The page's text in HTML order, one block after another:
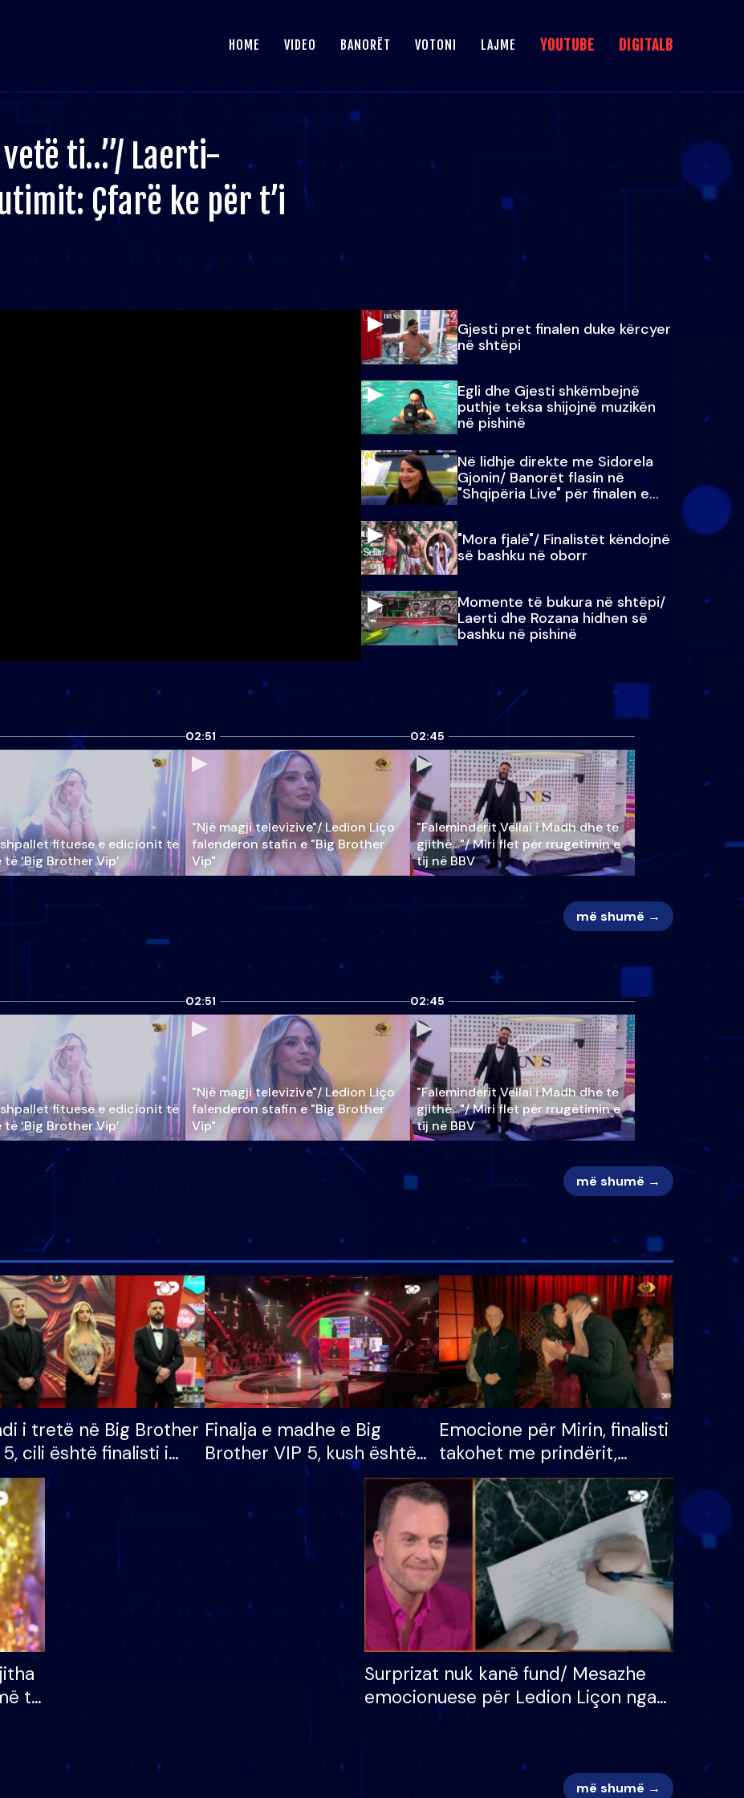
HOME VIDEO BANORËT VOTONI LAJME YOUTUBE DIGITALB
ti…”/ Laerti-
Çfarë ke për t’i
Gjesti pret finalen duke kërcyer
në shtëpi
Egli dhe Gjesti shkëmbejnë
puthje teksa shijojnë muzikën
në pishinë
Në lidhje direkte me Sidorela
Gjonin/ Banorët flasin në
"Shqipëria Live" për finalen e
madhe
"Mora fjalë"/ Finalistët këndojnë
së bashku në oborr
Momente të bukura në shtëpi/
Laerti dhe Rozana hidhen së
bashku në pishinë
fituese e edicionit të
‘Big Brother Vip’
02:51
"Një magji televizive"/ Ledion Liço
falenderon stafin e "Big Brother
Vip"
02:45
"Faleminderit Vëllai i Madh dhe të
gjithë…"/ Miri flet për rrugëtimin e
tij në BBV
më shumë →
fituese e edicionit të
‘Big Brother Vip’
02:51
"Një magji televizive"/ Ledion Liço
falenderon stafin e "Big Brother
Vip"
02:45
"Faleminderit Vëllai i Madh dhe të
gjithë…"/ Miri flet për rrugëtimin e
tij në BBV
më shumë →
i tretë në Big Brother
5, cili është finalisti i
që lë shtëpinë
Finalja e madhe e Big
Brother VIP 5, kush është
banori i parë që lë shtëpinë
dhe humb mundësinë për
të fituar çmimin e madh
Emocione për Mirin, finalisti
takohet me prindërit,
vajzën dhe bashkëshorten:
S’kemi ndonjë letër divorci
apo jo?
të
Surprizat nuk kanë fund/ Mesazhe
emocionuese për Ledion Liçon nga
nëna dhe fëmijët e tij, moderatori
më shumë →